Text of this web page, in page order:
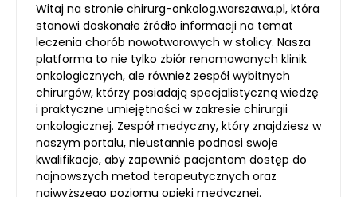
Witaj na stronie chirurg-onkolog.warszawa.pl, która
stanowi doskonałe źródło informacji na temat
leczenia chorób nowotworowych w stolicy. Nasza
platforma to nie tylko zbiór renomowanych klinik
onkologicznych, ale również zespół wybitnych
chirurgów, którzy posiadają specjalistyczną wiedzę
i praktyczne umiejętności w zakresie chirurgii
onkologicznej. Zespół medyczny, który znajdziesz w
naszym portalu, nieustannie podnosi swoje
kwalifikacje, aby zapewnić pacjentom dostęp do
najnowszych metod terapeutycznych oraz
najwyższego poziomu opieki medycznej.